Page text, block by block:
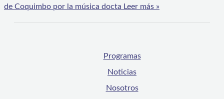
de Coquimbo por la música docta Leer más »
Programas
Noticias
Nosotros